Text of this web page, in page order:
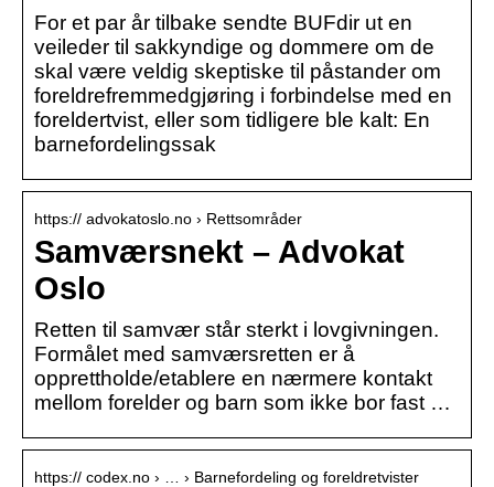
For et par år tilbake sendte BUFdir ut en
veileder til sakkyndige og dommere om de
skal være veldig skeptiske til påstander om
foreldrefremmedgjøring i forbindelse med en
foreldertvist, eller som tidligere ble kalt: En
barnefordelingssak
https:// advokatoslo.no › Rettsområder
Samværsnekt – Advokat
Oslo
Retten til samvær står sterkt i lovgivningen.
Formålet med samværsretten er å
opprettholde/etablere en nærmere kontakt
mellom forelder og barn som ikke bor fast …
https:// codex.no › … › Barne­fordeling og foreldre­tvister